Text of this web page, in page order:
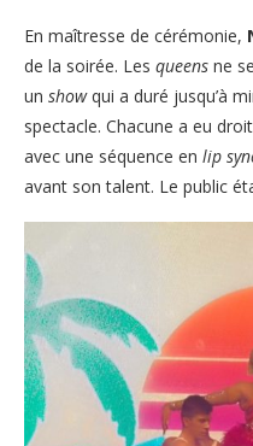
En maîtresse de cérémonie,
de la soirée. Les queens ne
un showqui a duré jusqu’à
spectacle. Chacune a eu
avec une séquence en lip
avant son talent. Le public